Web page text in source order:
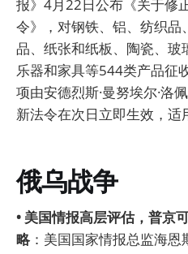
报》4月22日公布《关于修
令》，对钢铁、铝、纺织
品、纸张和纸板、陶瓷、玻
乐器和家具等544类产品征
项由安德烈斯·曼努埃尔·洛
新法令在次日立即生效，适
俄乌战争
• 美国情报高层评估，普京
略 ：美国国家情报总监海